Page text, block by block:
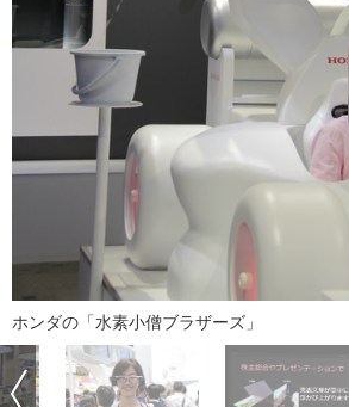
ホンダの「水素小僧ブラザーズ」